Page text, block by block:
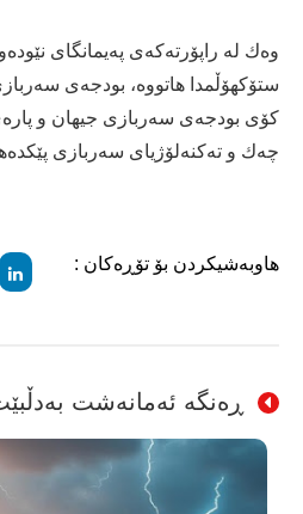
وه‌ك له‌ راپۆرته‌كه‌ی په‌یمانگای
كۆی بودجه‌ی سه‌ربازی جیهان و
چه‌ك و ته‌كنه‌لۆژیای سه‌ربازی
هاوبەشیکردن بۆ تۆڕەکان :
ڕەنگە ئەمانەشت